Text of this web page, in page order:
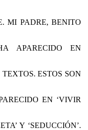
MI PADRE, BENITO
APARECIDO EN
ESTOS SON
EN ‘VIVIR
Y ‘SEDUCCIÓN’.